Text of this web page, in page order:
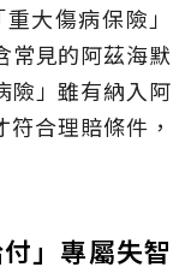
大傷病保險」
常見的阿茲海默
險」雖有納入阿
合理賠條件，
」專屬失智